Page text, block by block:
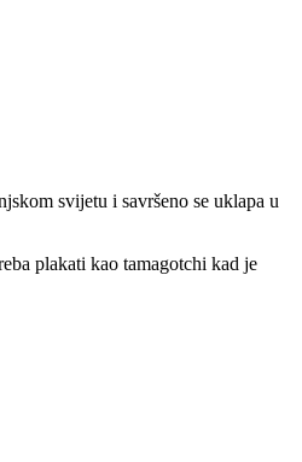
svijetu i savršeno se uklapa u
plakati kao tamagotchi kad je